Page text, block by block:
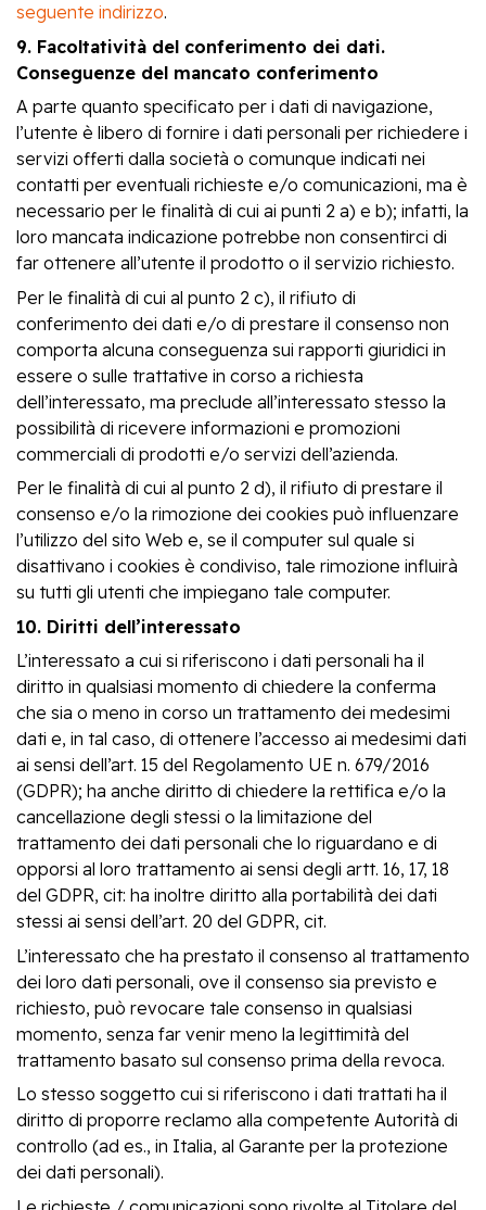
seguente indirizzo.
9. Facoltatività del conferimento dei dati.
Conseguenze del mancato conferimento
A parte quanto specificato per i dati di navigazione,
l’utente è libero di fornire i dati personali per richiedere i
servizi offerti dalla società o comunque indicati nei
contatti per eventuali richieste e/o comunicazioni, ma è
necessario per le finalità di cui ai punti 2 a) e b); infatti, la
loro mancata indicazione potrebbe non consentirci di
far ottenere all’utente il prodotto o il servizio richiesto.
Per le finalità di cui al punto 2 c), il rifiuto di
conferimento dei dati e/o di prestare il consenso non
comporta alcuna conseguenza sui rapporti giuridici in
essere o sulle trattative in corso a richiesta
dell’interessato, ma preclude all’interessato stesso la
possibilità di ricevere informazioni e promozioni
commerciali di prodotti e/o servizi dell’azienda.
Per le finalità di cui al punto 2 d), il rifiuto di prestare il
consenso e/o la rimozione dei cookies può influenzare
l’utilizzo del sito Web e, se il computer sul quale si
disattivano i cookies è condiviso, tale rimozione influirà
su tutti gli utenti che impiegano tale computer.
10. Diritti dell’interessato
L’interessato a cui si riferiscono i dati personali ha il
diritto in qualsiasi momento di chiedere la conferma
che sia o meno in corso un trattamento dei medesimi
dati e, in tal caso, di ottenere l’accesso ai medesimi dati
ai sensi dell’art. 15 del Regolamento UE n. 679/2016
(GDPR); ha anche diritto di chiedere la rettifica e/o la
cancellazione degli stessi o la limitazione del
trattamento dei dati personali che lo riguardano e di
opporsi al loro trattamento ai sensi degli artt. 16, 17, 18
del GDPR, cit: ha inoltre diritto alla portabilità dei dati
stessi ai sensi dell’art. 20 del GDPR, cit.
L’interessato che ha prestato il consenso al trattamento
dei loro dati personali, ove il consenso sia previsto e
richiesto, può revocare tale consenso in qualsiasi
momento, senza far venir meno la legittimità del
trattamento basato sul consenso prima della revoca.
Lo stesso soggetto cui si riferiscono i dati trattati ha il
diritto di proporre reclamo alla competente Autorità di
controllo (ad es., in Italia, al Garante per la protezione
dei dati personali).